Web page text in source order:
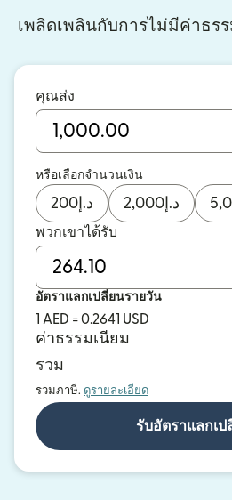
เพลิดเพลินกับการไม่มีค่าธร
คุณส่ง
หรือเลือกจำนวนเงิน
د.إ 200 د.إ 2,000
พวกเขาได้รับ
อัตราแลกเปลี่ยนรายวัน
1 AED = 0.2641 USD
ค่าธรรมเนียม
รวม
รวมภาษี. ดูรายละเอียด
รับอัตราแลกเป